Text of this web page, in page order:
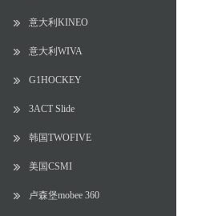
意大利KINEO
意大利WIVA
G1HOCKEY
3ACT Slide
韩国TWOFIVE
美国CSMI
卢森堡mobee 360